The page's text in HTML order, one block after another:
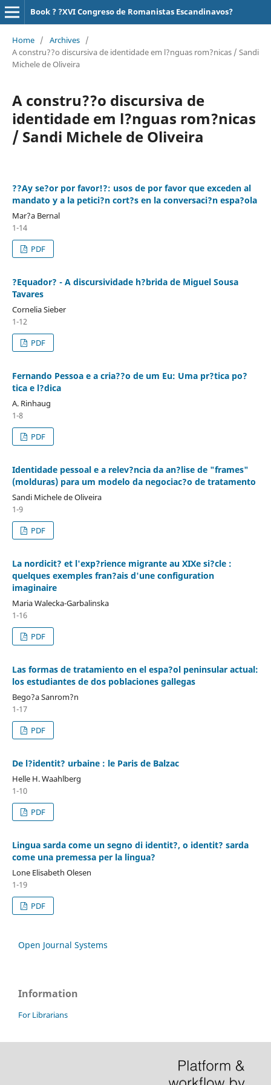
Book ? ?XVI Congreso de Romanistas Escandinavos?
Home / Archives /
A constru??o discursiva de identidade em l?nguas rom?nicas / Sandi
Michele de Oliveira
A constru??o discursiva de
identidade em l?nguas rom?nicas
/ Sandi Michele de Oliveira
??Ay se?or por favor!?: usos de por favor que exceden al
mandato y a la petici?n cort?s en la conversaci?n espa?ola
Mar?a Bernal
1-14
PDF
?Equador? - A discursividade h?brida de Miguel Sousa
Tavares
Cornelia Sieber
1-12
PDF
Fernando Pessoa e a cria??o de um Eu: Uma pr?tica po?
tica e l?dica
A. Rinhaug
1-8
PDF
Identidade pessoal e a relev?ncia da an?lise de "frames"
(molduras) para um modelo da negociac?o de tratamento
Sandi Michele de Oliveira
1-9
PDF
La nordicit? et l'exp?rience migrante au XIXe si?cle :
quelques exemples fran?ais d'une configuration
imaginaire
Maria Walecka-Garbalinska
1-16
PDF
Las formas de tratamiento en el espa?ol peninsular actual:
los estudiantes de dos poblaciones gallegas
Bego?a Sanrom?n
1-17
PDF
De l?identit? urbaine : le Paris de Balzac
Helle H. Waahlberg
1-10
PDF
Lingua sarda come un segno di identit?, o identit? sarda
come una premessa per la lingua?
Lone Elisabeth Olesen
1-19
PDF
Open Journal Systems
Information
For Librarians